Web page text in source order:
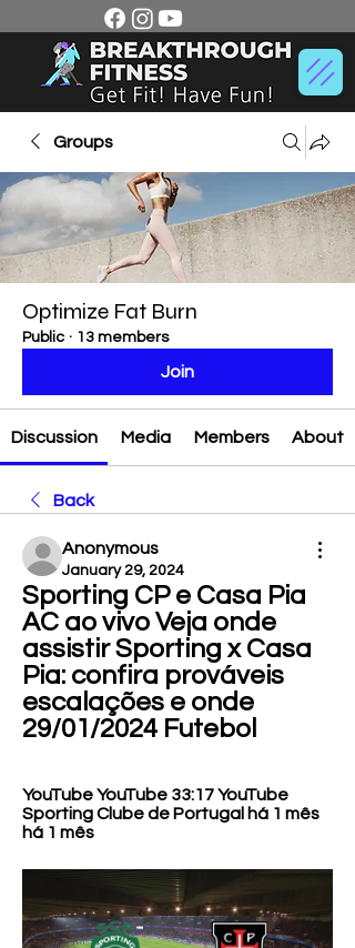
Groups
Optimize Fat Burn
Public · 13 members
Join
Discussion Media Members About
Back
Anonymous
January 29, 2024
Sporting CP e Casa Pia
AC ao vivo Veja onde
assistir Sporting x Casa
Pia: confira prováveis
escalações e onde
29/01/2024 Futebol
YouTube YouTube 33:17 YouTube
Sporting Clube de Portugal há 1 mês
há 1 mês